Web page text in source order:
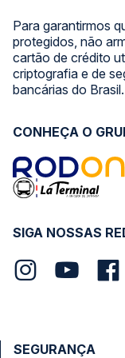
Para garantirmos
protegidos, não
cartão de crédito
criptografia e de
bancárias do Brasil.
SIGA NOSSAS
CONHEÇA O
SEGURANÇA